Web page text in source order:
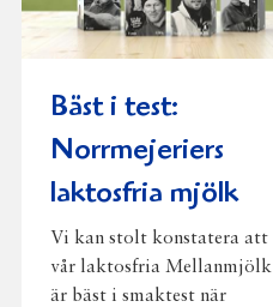
Bäst i test:
Norrmejeriers
laktosfria mjölk
Vi kan stolt konstatera att
vår laktosfria Mellanmjölk
är bäst i smaktest när